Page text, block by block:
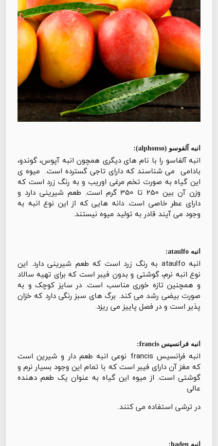
انبه آلفوسو (alphonso):
انبه آلفاسو را با نام های دیگری همچون انبه آپوس، گوندو،
بادامی می شناسند که دارای تاجی گسترده است. میوه ی
این گیاه به صورت تخم مرغی اوریب و به رنگ زرد است که
وزن آن بین 250 تا 350 گرم است. طعم شیرینی دارد و
دارای عطر خاصی است. دانه هایی که از این نوع انبه به
وجود می آیند قادر به تولید میوه نیستند.
انبه ataulfo:
انبه ataulfo به رنگ زرد است که طعم شیرینی دارد. این
نوع انبه نرم، گوشتی و بدون فیبر است که برای تهیه سالاد
و همچنین تازه خوری مناسب است. در سایز کوچک و به
صورت بیضی رشد می کند. برگ های سبز رنگی دارد که خزان
پذیر است و در فصل پاییز می ریزد.
انبه فرانسیس francis:
انبه فرانسیس francis نوعی انبه طعم دار و شیرین است
که مغز آن دارای فیبر است که با تمام این وجود بسیار نرم و
گوشتی است. از میوه این گیاه به عنوان یک طعم دهنده
عالی
در ترشی استفاده می کنند.
انبه haden: